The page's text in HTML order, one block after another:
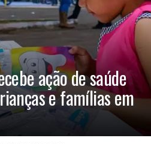
ação de saúde
e famílias em